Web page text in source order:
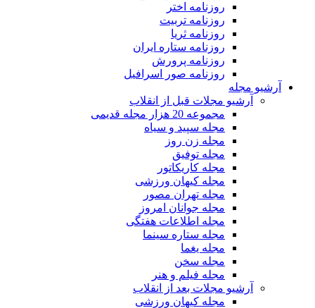
روزنامه اختر
روزنامه تربیت
روزنامه ثریا
روزنامه ستاره ایران
روزنامه پرورش
روزنامه صور اسرافیل
آرشیو مجله
آرشیو مجلات قبل از انقلاب
مجموعه 20 هزار مجله قدیمی
مجله سپید و سیاه
مجله زن روز
مجله توفیق
مجله کاریکاتور
مجله کیهان ورزشی
مجله تهران مصور
مجله جوانان امروز
مجله اطلاعات هفتگی
مجله ستاره سینما
مجله یغما
مجله سخن
مجله فیلم و هنر
آرشیو مجلات بعد از انقلاب
مجله کیهان ورزشی